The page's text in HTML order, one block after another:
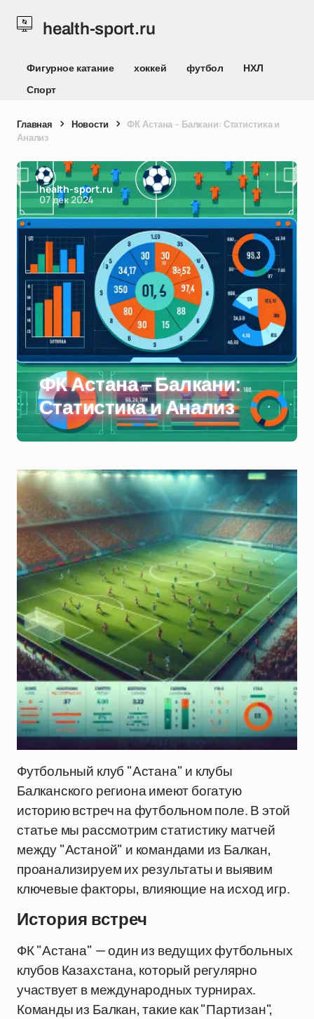
health-sport.ru
Фигурное катание хоккей футбол
НХЛ
Спорт
Главная Новости
ФК Астана – Балкани: Статистика и
Анализ
health-sport.ru
07 дек 2024
ФК Астана – Балкани:
Статистика и Анализ
Футбольный клуб "Астана" и клубы
Балканского региона имеют богатую
историю встреч на футбольном поле. В этой
статье мы рассмотрим статистику матчей
между "Астаной" и командами из Балкан,
проанализируем их результаты и выявим
ключевые факторы, влияющие на исход игр.
История встреч
ФК "Астана" — один из ведущих футбольных
клубов Казахстана, который регулярно
участвует в международных турнирах.
Команды из Балкан, такие как "Партизан",